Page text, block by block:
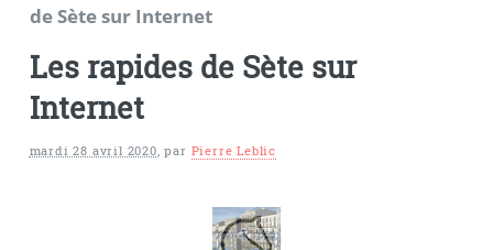
de Sète sur Internet
Les rapides de Sète sur
Internet
mardi 28 avril 2020,par Pierre Leblic